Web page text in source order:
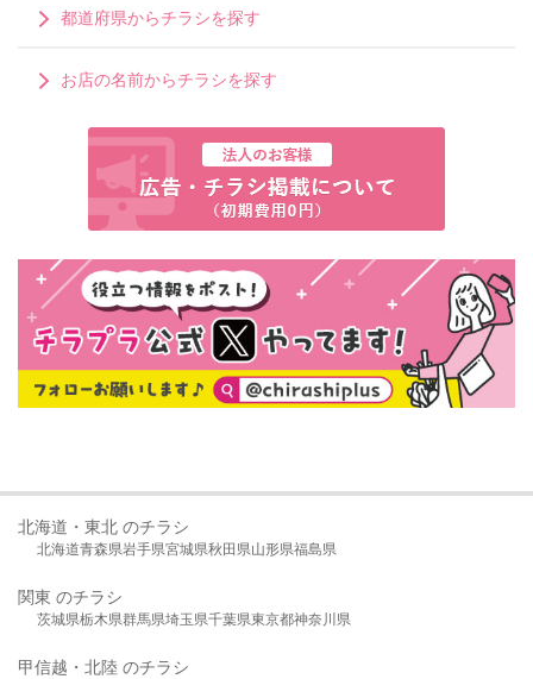
都道府県からチラシを探す
お店の名前からチラシを探す
北海道・東北 のチラシ
北海道青森県岩手県宮城県秋田県山形県福島県
関東 のチラシ
茨城県栃木県群馬県埼玉県千葉県東京都神奈川県
甲信越・北陸 のチラシ